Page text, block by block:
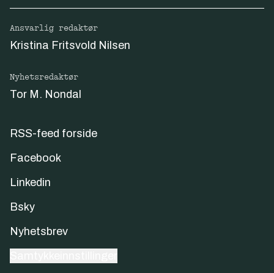
Ansvarlig redaktør
Kristina Fritsvold Nilsen
Nyhetsredaktør
Tor M. Nondal
RSS-feed forside
Facebook
Linkedin
Bsky
Nyhetsbrev